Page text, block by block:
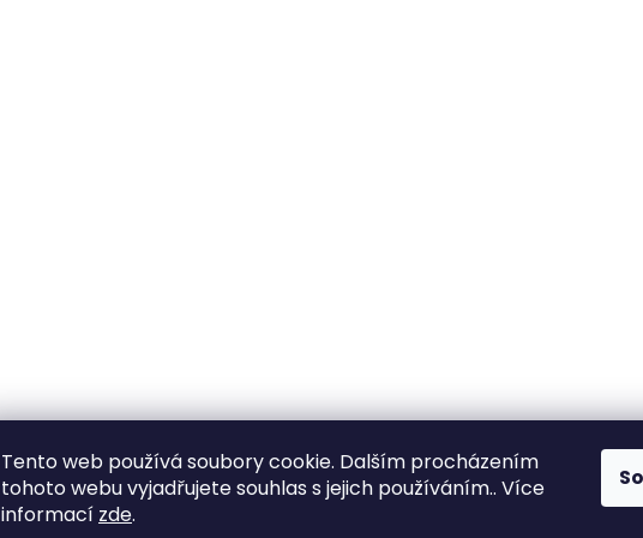
Tento web používá soubory cookie. Dalším procházením
tohoto webu vyjadřujete souhlas s jejich používáním.. Více
informací zde.